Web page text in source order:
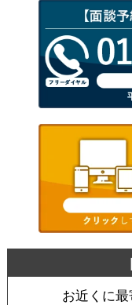
お近くに